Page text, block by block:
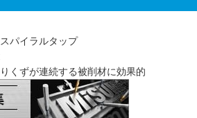
パイラルタップ
くずが連続する被削材に効果的